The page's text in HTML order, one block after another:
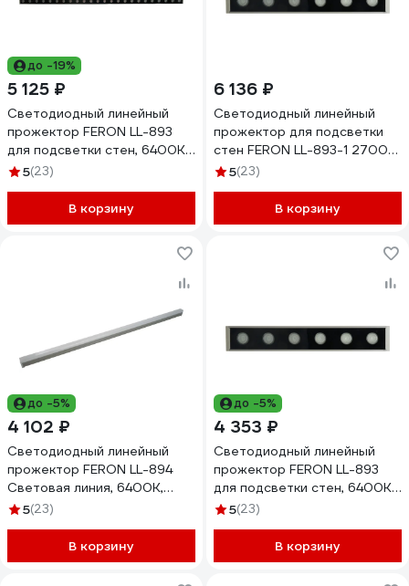
до -19%
5 125 ₽
Светодиодный линейный
прожектор FERON LL-893
для подсветки стен, 6400K,
970x40x25mm, 24W DC24V,
5(23)
В корзину
6 136 ₽
Светодиодный линейный
прожектор для подсветки
стен FERON LL-893-1 2700K,
6W DC24V, IP65 53127
5(23)
В корзину
до -5%
4 102 ₽
Светодиодный линейный
прожектор FERON LL-894
Световая линия, 6400K,
975x30x45mm, 12W, DC24V,
5(23)
В корзину
до -5%
4 353 ₽
Светодиодный линейный
прожектор FERON LL-893
для подсветки стен, 6400K,
250x40x25mm, 6W DC24V,
5(23)
В корзину